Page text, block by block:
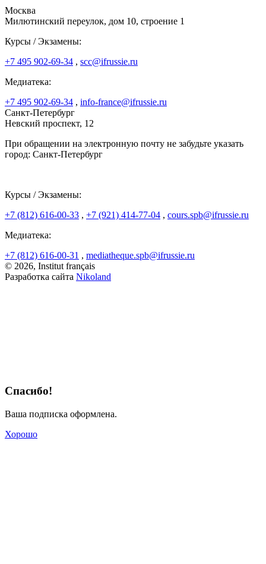
Москва
Милютинский переулок, дом 10, строение 1
Курсы / Экзамены:
+7 495 902-69-34 , scc@ifrussie.ru
Медиатека:
+7 495 902-69-34 , info-france@ifrussie.ru
Санкт-Петербург
Невский проспект, 12
При обращении на электронную почту не забудьте указать
город: Санкт-Петербург
Курсы / Экзамены:
+7 (812) 616-00-33 , +7 (921) 414-77-04 , cours.spb@ifrussie.ru
Медиатека:
+7 (812) 616-00-31 , mediatheque.spb@ifrussie.ru
© 2026, Institut français
Разработка сайта Nikoland
Спасибо!
Ваша подписка оформлена.
Хорошо